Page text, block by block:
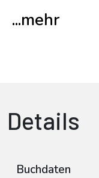
...mehr
Details
Buchdaten